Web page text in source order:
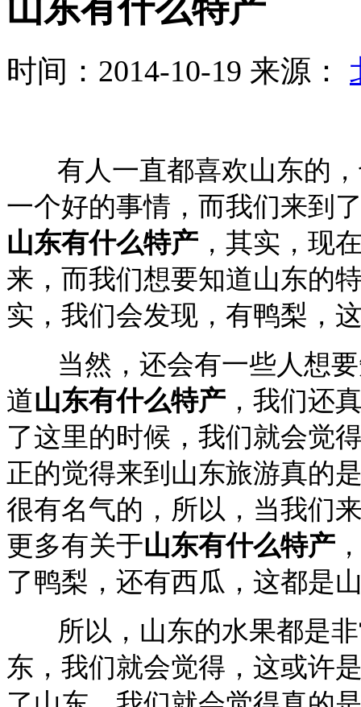
山东有什么特产
时间：2014-10-19 来源：
有人一直都喜欢山东的，
一个好的事情，而我们来到
山东有什么特产 ，其实，现
来，而我们想要知道山东的
实，我们会发现，有鸭梨，
当然，还会有一些人想要
道山东有什么特产 ，我们还
了这里的时候，我们就会觉
正的觉得来到山东旅游真的
很有名气的，所以，当我们
更多有关于山东有什么特产
了鸭梨，还有西瓜，这都是
所以，山东的水果都是非
东，我们就会觉得，这或许